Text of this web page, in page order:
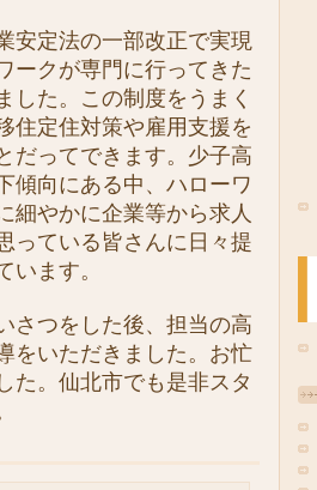
安定法の一部改正で実現
ークが専門に行ってきた
した。この制度をうまく
住定住対策や雇用支援を
だってできます。少子高
傾向にある中、ハローワ
細やかに企業等から求人
っている皆さんに日々提
ます。
さつをした後、担当の高
をいただきました。お忙
た。仙北市でも是非スタ